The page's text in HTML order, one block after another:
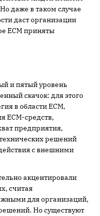
даже в таком случае
даст организации
ECM приняты
и пятый уровень
скачок: для этого
в области ECM,
ECM-средств,
предприятия,
решений
с внешними
акцентировали
считая
для организаций,
Но существуют